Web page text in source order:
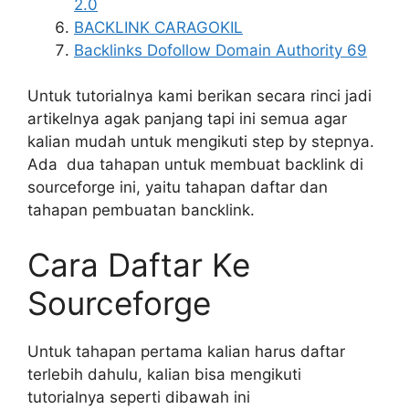
2.0
BACKLINK CARAGOKIL
Backlinks Dofollow Domain Authority 69
Untuk tutorialnya kami berikan secara rinci jadi
artikelnya agak panjang tapi ini semua agar
kalian mudah untuk mengikuti step by stepnya.
Ada dua tahapan untuk membuat backlink di
sourceforge ini, yaitu tahapan daftar dan
tahapan pembuatan bancklink.
Cara Daftar Ke
Sourceforge
Untuk tahapan pertama kalian harus daftar
terlebih dahulu, kalian bisa mengikuti
tutorialnya seperti dibawah ini